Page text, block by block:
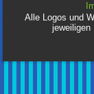
Alle Logos und
jeweiligen